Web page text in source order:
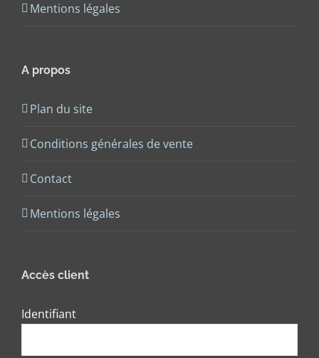
Mentions légales
A propos
Plan du site
Conditions générales de vente
Contact
Mentions légales
Accès client
Identifiant